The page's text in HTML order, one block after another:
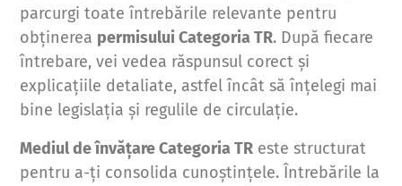
parcurgi toate întrebările relevante pentru
obținerea permisului Categoria TR. După fiecare
întrebare, vei vedea răspunsul corect și
explicațiile detaliate, astfel încât să înțelegi mai
bine legislația și regulile de circulație.
Mediul de învățare Categoria TR este structurat
pentru a-ți consolida cunoștințele. Întrebările la